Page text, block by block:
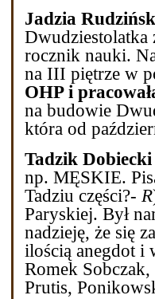
Jadzia
Dwudziestolatka
rocznik nauki.
na III piętrze w
OHP i
na budowie
która od
Tadzik Dobiecki
np. MĘSKIE.
Tadziu części?- R
Paryskiej. Był
nadzieję, że się
ilością anegdot i
Romek
Prutis,